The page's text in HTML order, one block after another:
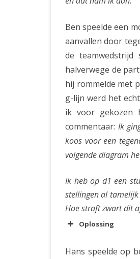
Ben speelde een
aanvallen door
de
halverwege de
hij rommelde met
g-lijn werd het
ik voor gekozen
commentaar: Ik
koos voor een
volgende diagram
Ik heb op d1 een
stellingen al
Hoe straft zwart dit
Oplossing
Hans speelde op